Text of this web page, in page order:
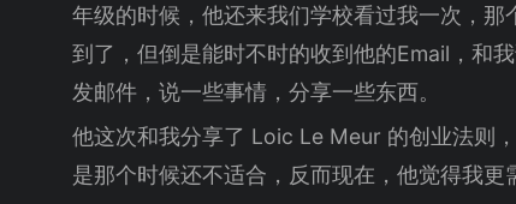
年级的时候，他还来我们学校看过我一次，
到了，但倒是能时不时的收到他的Email，和
发邮件，说一些事情，分享一些东西。
他这次和我分享了 Loic Le Meur 的创业法则
是那个时候还不适合，反而现在，他觉得我